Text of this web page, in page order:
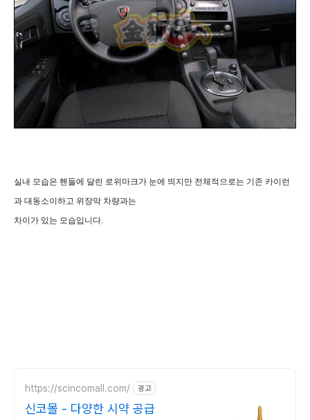
실내 모습은 핸들에 달린 로위마크가 눈에 띄지만 전체적으로는 기존 카이런
과 대동소이하고 위장막 차량과는
차이가 있는 모습입니다.
https://scincomall.com/ 광고
신코몰 - 다양한 시약 공급